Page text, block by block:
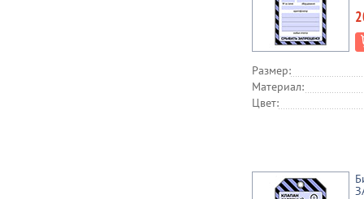
Размер:
Материал:
Цвет: